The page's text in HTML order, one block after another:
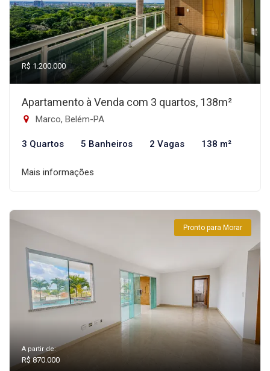
R$ 1.200.000
Apartamento à Venda com 3 quartos, 138m²
Marco, Belém-PA
3 Quartos 5 Banheiros 2 Vagas 138 m²
Mais informações
Pronto para Morar
A partir de:
R$ 870.000